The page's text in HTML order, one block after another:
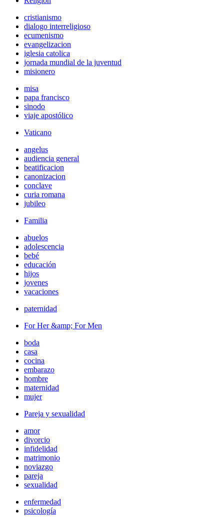
cristianismo
dialogo interreligioso
ecumenismo
evangelizacion
iglesia catolica
jornada mundial de la juventud
misionero
misa
papa francisco
sinodo
viaje apostólico
Vaticano
angelus
audiencia general
beatificacion
canonizacion
conclave
curia romana
jubileo
Familia
abuelos
adolescencia
bebé
educación
hijos
jovenes
vacaciones
paternidad
For Her &amp; For Men
boda
casa
cocina
embarazo
hombre
maternidad
mujer
Pareja y sexualidad
amor
divorcio
infidelidad
matrimonio
noviazgo
pareja
sexualidad
enfermedad
psicología